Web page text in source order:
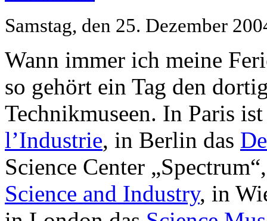
Samstag, den 25. Dezember
Wann immer ich meine
so gehört ein Tag den
Technikmuseen. In Paris
l’Industrie, in Berlin das
Science Center
Science and Industry, in